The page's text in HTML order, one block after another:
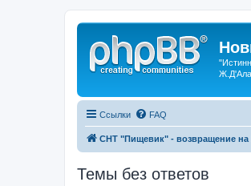
Ссылки FAQ
СНТ "Пищевик" - возвращение на
Темы без ответов